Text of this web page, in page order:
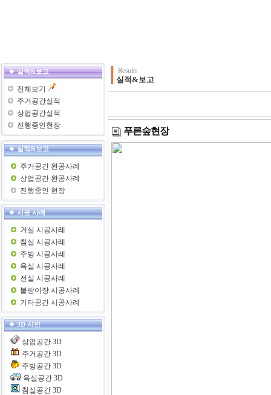
실적&보고
전체보기
주거공간실적
상업공간실적
진행중인현장
실적&보고
주거공간 완공사례
상업공간 완공사례
진행중인 현장
시공 사례
거실 시공사례
침실 시공사례
주방 시공사례
욕실 시공사례
전실 시공사례
붙방이장 시공사례
기타공간 시공사례
3D 시안
상업공간 3D
주거공간 3D
주방공간 3D
욕실공간 3D
침실공간 3D
Results
실적&보고
푸른숲현장